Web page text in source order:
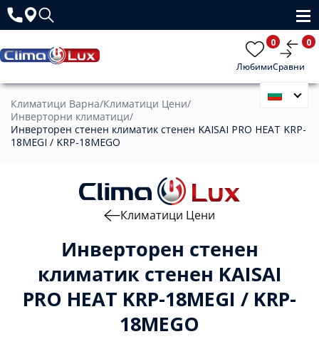
Любими
0
Сравни
0
Климатици Варна/Климатици Цени/
Инверторни климатици/
Инверторен стенен климатик стенен KAISAI PRO HEAT KRP-
18MEGI / KRP-18MEGO
Инверторен стенен
климатик стенен KAISAI
PRO HEAT KRP-18MEGI / KRP-
18MEGO
Климатици Цени